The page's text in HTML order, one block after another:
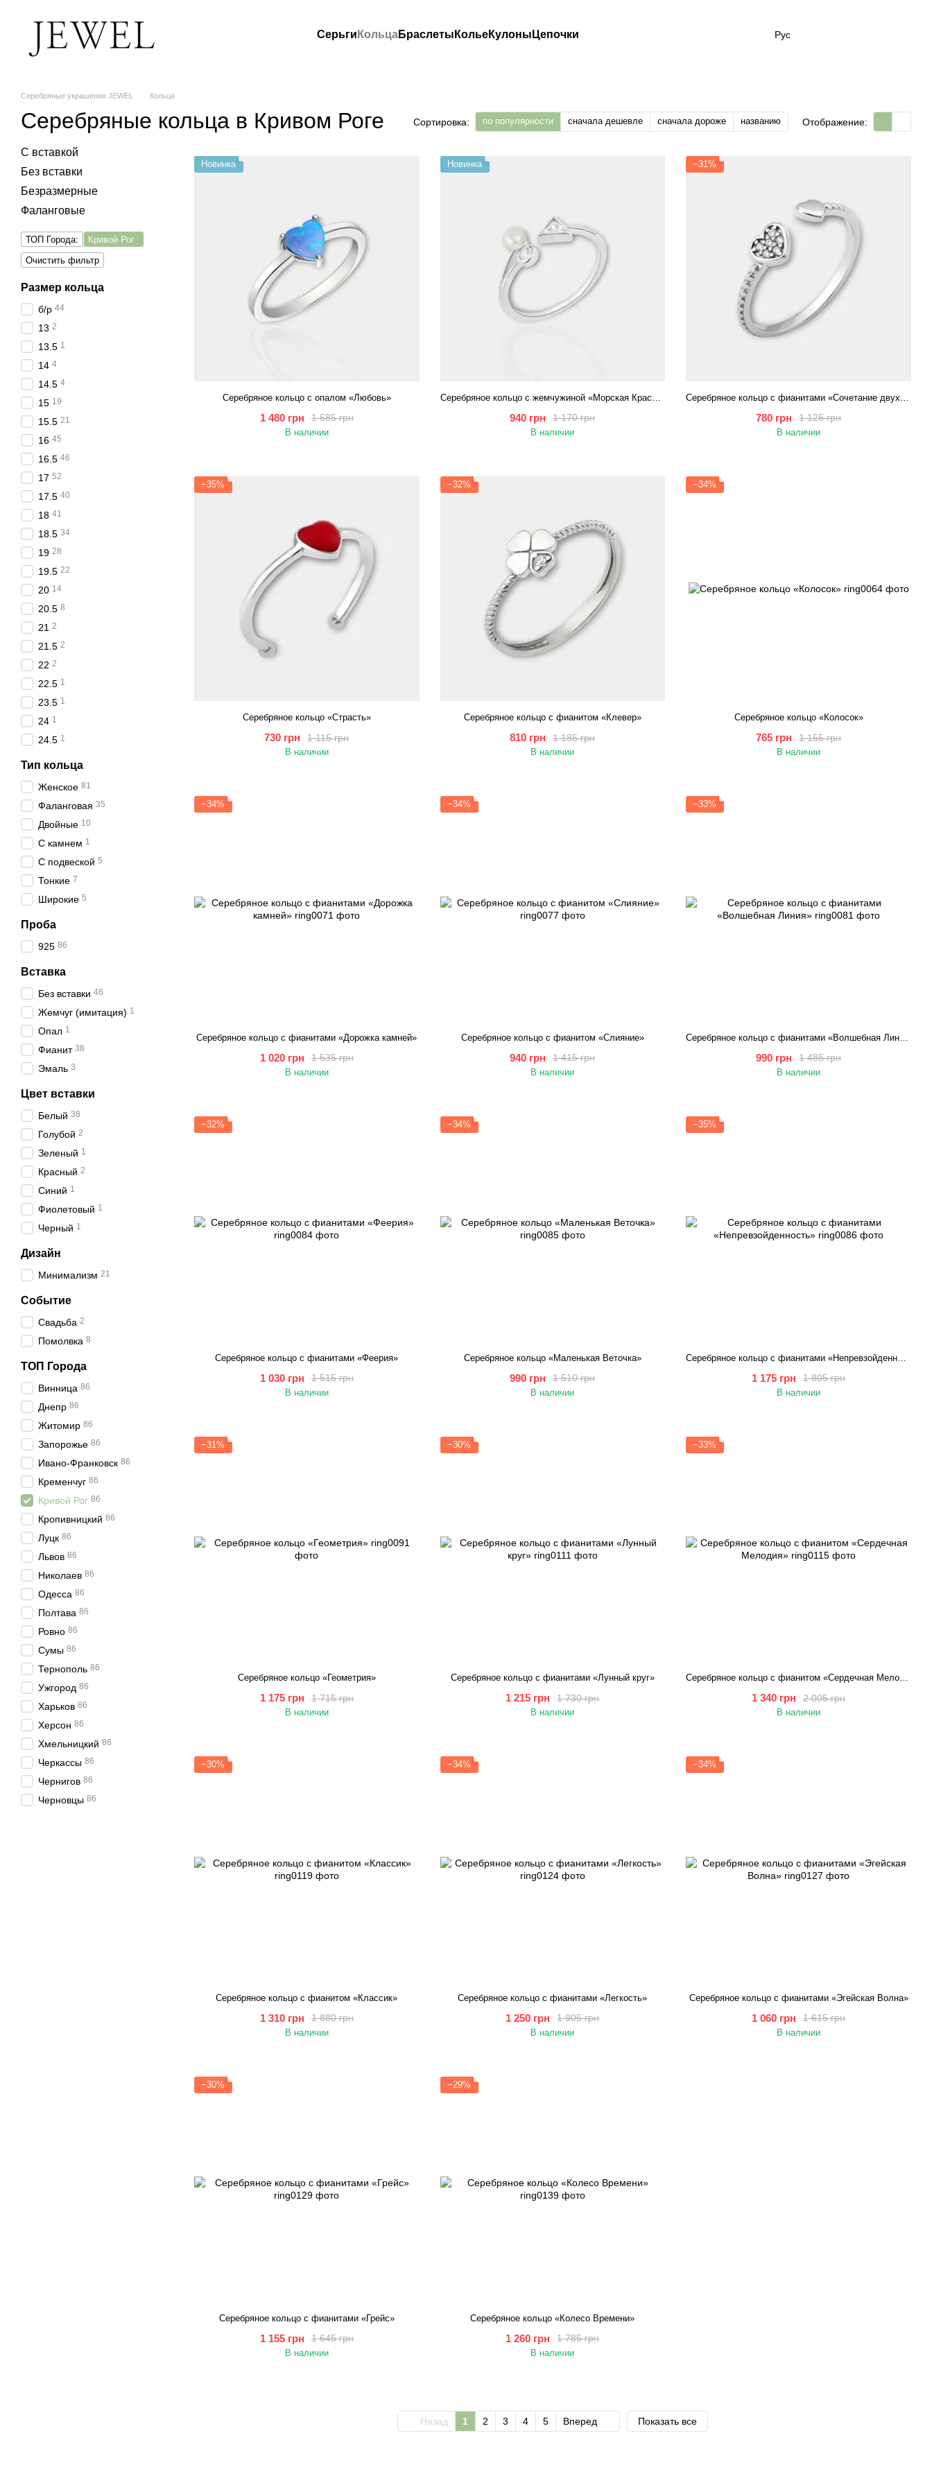
Серьги КольцаБраслеты КольеКулоны Цепочки Рус
Серебряные украшения JEWEL Кольца
Серебряные кольца в Кривом Роге Сортировка: по популярности сначала дешевле сначала дороже названию Отображение:
Новинка
Серебряное кольцо с опалом «Любовь»
1 685 грн
1 480 грн
В наличии
Новинка
1 170 грн
940 грн
В наличии
−31%
1 125 грн
780 грн
В наличии
−35%
Серебряное кольцо «Страсть»
1 115 грн
730 грн
В наличии
−32%
Серебряное кольцо с фианитом «Клевер»
1 185 грн
810 грн
В наличии
−34%
Серебряное кольцо «Колосок»
1 155 грн
765 грн
В наличии
−34%
Серебряное кольцо с фианитами «Дорожка камней»
1 535 грн
1 020 грн
В наличии
−34%
Серебряное кольцо с фианитом «Слияние»
1 415 грн
940 грн
В наличии
−33%
1 485 грн
990 грн
В наличии
−32%
Серебряное кольцо с фианитами «Феерия»
1 515 грн
1 030 грн
В наличии
−34%
Серебряное кольцо «Маленькая Веточка»
1 510 грн
990 грн
В наличии
−35%
1 805 грн
1 175 грн
В наличии
−31%
Серебряное кольцо «Геометрия»
1 715 грн
1 175 грн
В наличии
−30%
Серебряное кольцо с фианитами «Лунный круг»
1 730 грн
1 215 грн
В наличии
−33%
Серебряное кольцо с фианитом «Сердечная Мелодия»
2 005 грн
1 340 грн
В наличии
−30%
Серебряное кольцо с фианитом «Классик»
1 880 грн
1 310 грн
В наличии
−34%
Серебряное кольцо с фианитами «Легкость»
1 905 грн
1 250 грн
В наличии
−34%
Серебряное кольцо с фианитами «Эгейская Волна»
1 615 грн
1 060 грн
В наличии
−30%
Серебряное кольцо с фианитами «Грейс»
1 645 грн
1 155 грн
В наличии
−29%
Серебряное кольцо «Колесо Времени»
1 785 грн
1 260 грн
В наличии
Назад 1 2 3 4 5 Вперед Показать все
С вставкой
Без вставки
Безразмерные
Фаланговые
ТОП Города:
Кривой Рог
Очистить фильтр
Размер кольца
б/р 44
13 2
13.5 1
14 4
14.5 4
15 19
15.5 21
16 45
16.5 46
17 52
17.5 40
18 41
18.5 34
19 28
19.5 22
20 14
20.5 8
21 2
21.5 2
22 2
22.5 1
23.5 1
24 1
24.5 1
Тип кольца
Женское 81
Фаланговая 35
Двойные 10
С камнем 1
С подвеской 5
Тонкие 7
Широкие 5
Проба
925 86
Вставка
Без вставки 46
Жемчуг (имитация) 1
Опал 1
Фианит 38
Эмаль 3
Цвет вставки
Белый 38
Голубой 2
Зеленый 1
Красный 2
Синий 1
Фиолетовый 1
Черный 1
Дизайн
Минимализм 21
Событие
Свадьба 2
Помолвка 8
ТОП Города
Винница 86
Днепр 86
Житомир 86
Запорожье 86
Ивано-Франковск 86
Кременчуг 86
Кривой Рог 86
Кропивницкий 86
Луцк 86
Львов 86
Николаев 86
Одесса 86
Полтава 86
Ровно 86
Сумы 86
Тернополь 86
Ужгород 86
Харьков 86
Херсон 86
Хмельницкий 86
Черкассы 86
Чернигов 86
Черновцы 86